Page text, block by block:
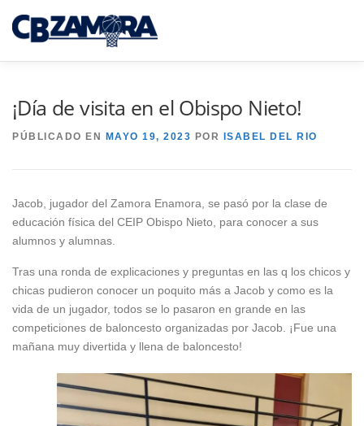
contenido
CAMPUS INTERPUEBLOS CANTERA CBZ
NOTICIAS SEDE VIRTUAL
¡Día de visita en el Obispo Nieto!
PÚBLICADO EN MAYO 19, 2023 POR ISABEL DEL RIO
Jacob, jugador del Zamora Enamora, se pasó por la clase de
educación física del CEIP Obispo Nieto, para conocer a sus
alumnos y alumnas.
Tras una ronda de explicaciones y preguntas en las q los chicos y
chicas pudieron conocer un poquito más a Jacob y como es la
vida de un jugador, todos se lo pasaron en grande en las
competiciones de baloncesto organizadas por Jacob. ¡Fue una
mañana muy divertida y llena de baloncesto!